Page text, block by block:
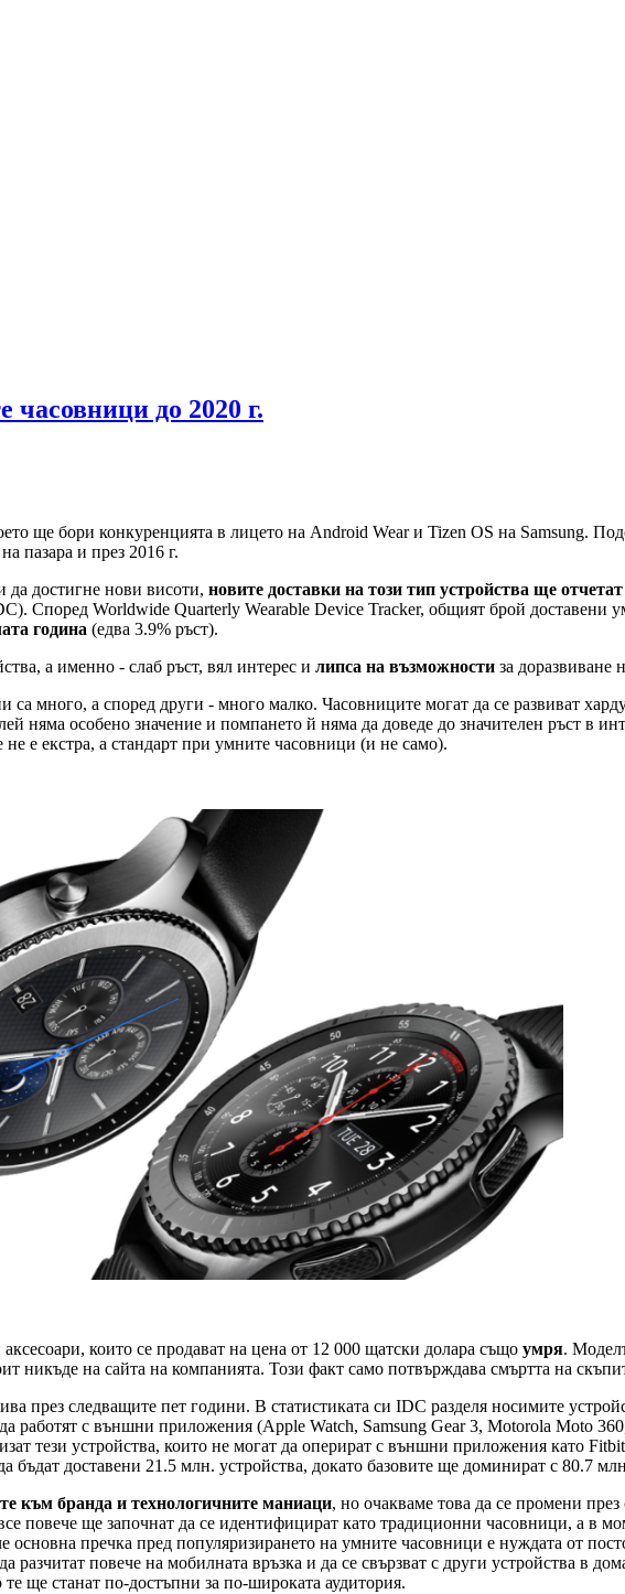
часовници до 2020 г.
ще бори конкуренцията в лицето на Android Wear и Tizen OS на Samsung.
пазара и през 2016 г.
да достигне нови висоти, новите доставки на този тип устройства ще
Според Worldwide Quarterly Wearable Device Tracker, общият брой доставени
година (едва 3.9% ръст).
а именно - слаб ръст, вял интерес и липса на възможности за доразвиване
много, а според други - много малко. Часовниците могат да се развиват
няма особено значение и помпането й няма да доведе до значителен ръст в
е екстра, а стандарт при умните часовници (и не само).
които се продават на цена от 12 000 щатски долара също умря.
никъде на сайта на компанията. Този факт само потвърждава смъртта на
през следващите пет години. В статистиката си IDC разделя носимите
работят с външни приложения (Apple Watch, Samsung Gear 3, Motorola Moto
тези устройства, които не могат да оперират с външни приложения като
бъдат доставени 21.5 млн. устройства, докато базовите ще доминират с 80.7
към бранда и технологичните маниаци, но очакваме това да се промени
повече ще започнат да се идентифицират като традиционни часовници, а в
пречка пред популяризирането на умните часовници е нуждата от
повече на мобилната връзка и да се свързват с други устройства в
ще станат по-достъпни за по-широката аудитория.